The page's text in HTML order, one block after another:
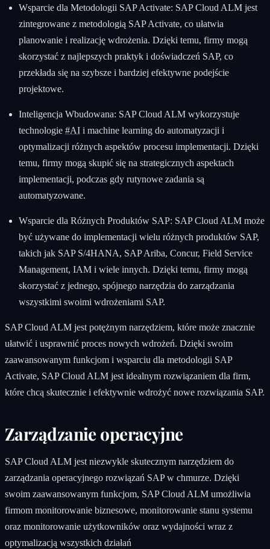
Wsparcie dla Metodologii SAP Activate: SAP Cloud ALM jest
zintegrowane z metodologią SAP Activate, co ułatwia
planowanie i realizację wdrożenia. Dzięki temu, firmy mogą
skorzystać z najlepszych praktyk i doświadczeń SAP, co
przekłada się na szybsze i bardziej efektywne podejście
projektowe.
Inteligencja Wbudowana: SAP Cloud ALM wykorzystuje
technologie #AIi machine learning do automatyzacji i
optymalizacji różnych aspektów procesu implementacji. Dzięki
temu, firmy mogą skupić się na strategicznych aspektach
implementacji, podczas gdy rutynowe zadania są
automatyzowane.
Wsparcie dla Różnych Produktów SAP: SAP Cloud ALM może
być używane do implementacji wielu różnych produktów SAP,
takich jak SAP S/4HANA, SAP Ariba, Concur, Field Service
Management, IAM i wiele innych. Dzięki temu, firmy mogą
skorzystać z jednego, spójnego narzędzia do zarządzania
wszystkimi swoimi wdrożeniami SAP.
SAP Cloud ALM jest potężnym narzędziem, które może znacznie
ułatwić i usprawnić proces nowych wdrożeń. Dzięki swoim
zaawansowanym funkcjom i wsparciu dla metodologii SAP
Activate, SAP Cloud ALM jest idealnym rozwiązaniem dla firm,
które chcą skutecznie i efektywnie wdrożyć nowe rozwiązania SAP.
Zarządzanie operacyjne
SAP Cloud ALM jest niezwykle skutecznym narzędziem do
zarządzania operacyjnego rozwiązań SAP w chmurze. Dzięki
swoim zaawansowanym funkcjom, SAP Cloud ALM umożliwia
firmom monitorowanie biznesowe, monitorowanie stanu systemu
oraz monitorowanie użytkowników oraz wydajności wraz z
optymalizacją wszystkich działań